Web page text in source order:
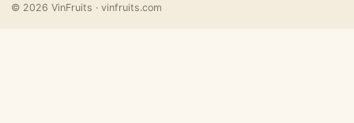
© 2026 VinFruits · vinfruits.com